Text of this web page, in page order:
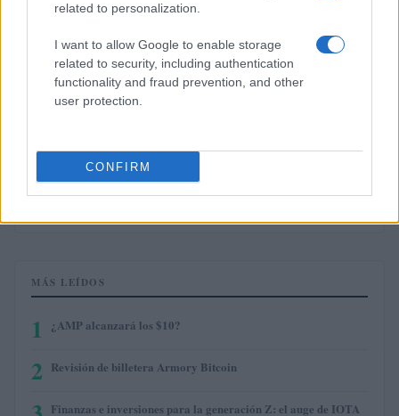
related to personalization.
I want to allow Google to enable storage
related to security, including authentication
functionality and fraud prevention, and other
user protection.
CONFIRM
Cardano $0.202
Avalanche
Terra Luna Classic
(LUNC)
MÁS LEÍDOS
1 ¿AMP alcanzará los $10?
2 Revisión de billetera Armory Bitcoin
Finanzas e inversiones para la generación Z: el auge de IOTA